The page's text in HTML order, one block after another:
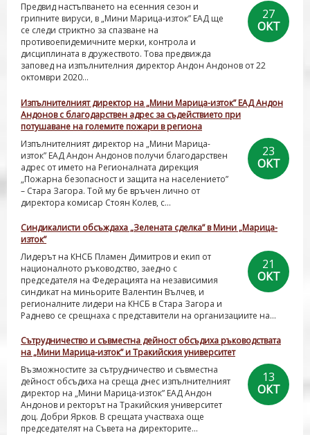
27
ОКТ
Предвид настъпването на есенния сезон и
грипните вируси, в „Мини Марица-изток” ЕАД ще
се следи стриктно за спазване на
противоепидемичните мерки, контрола и
дисциплината в дружеството. Това предвижда
заповед на изпълнителния директор Андон Андонов от 22
октомври 2020...
Изпълнителният директор на „Мини Марица-изток” ЕАД Андон
Андонов с благодарствен адрес за съдействието при
потушаване на големите пожари в региона
23
ОКТ
Изпълнителният директор на „Мини Марица-
изток” ЕАД Андон Андонов получи благодарствен
адрес от името на Регионалната дирекция
„Пожарна безопасност и защита на населението”
– Стара Загора. Той му бе връчен лично от
директора комисар Стоян Колев, с...
Синдикалисти обсъждаха „Зелената сделка” в Мини „Марица-
изток”
21
ОКТ
Лидерът на КНСБ Пламен Димитров и екип от
националното ръководство, заедно с
председателя на Федерацията на независимия
синдикат на миньорите Валентин Вълчев, и
регионалните лидери на КНСБ в Стара Загора и
Раднево се срещнаха с представители на организациите на...
Сътрудничество и съвместна дейност обсъдиха ръководствата
на „Мини Марица-изток” и Тракийския университет
13
ОКТ
Възможностите за сътрудничество и съвместна
дейност обсъдиха на среща днес изпълнителният
директор на „Мини Марица-изток” ЕАД Андон
Андонов и ректорът на Тракийския университет
доц. Добри Ярков. В срещата участваха още
председателят на Съвета на директорите...